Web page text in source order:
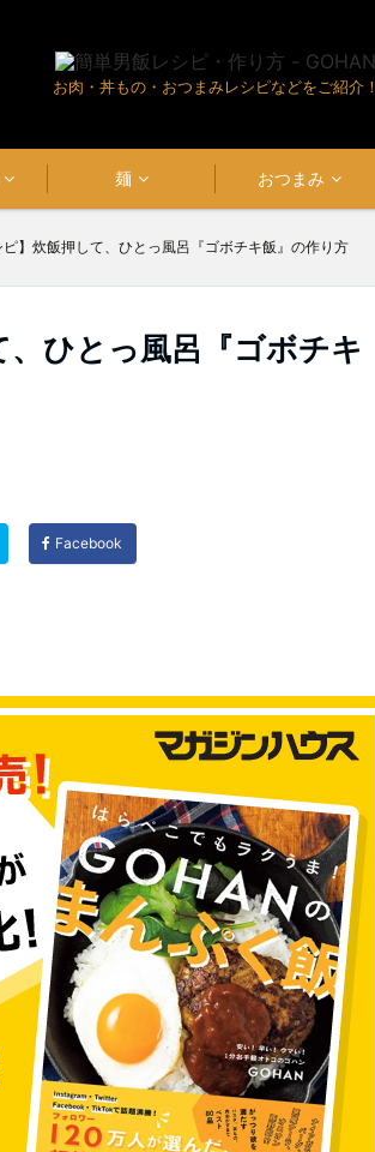
お肉・丼もの・おつまみレシピなどをご紹介！
麺 おつまみ
ピ】炊飯押して、ひとっ風呂『ゴボチキ飯』の作り方
、ひとっ風呂『ゴボチキ
Facebook